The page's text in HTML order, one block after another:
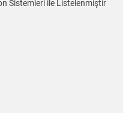
Sistemleri ile Listelenmiştir